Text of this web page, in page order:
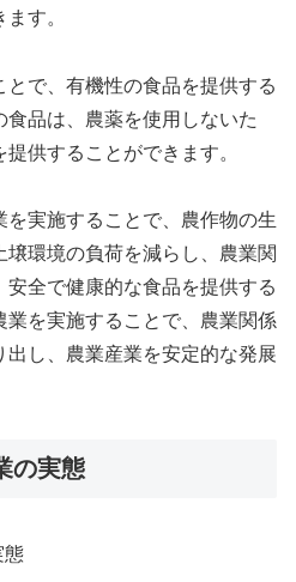
す。
とで、有機性の食品を提供する
品は、農薬を使用しないた
供することができます。
実施することで、農作物の生
環境の負荷を減らし、農業関
全で健康的な食品を提供する
業を実施することで、農業関係
し、農業産業を安定的な発展
の実態
態